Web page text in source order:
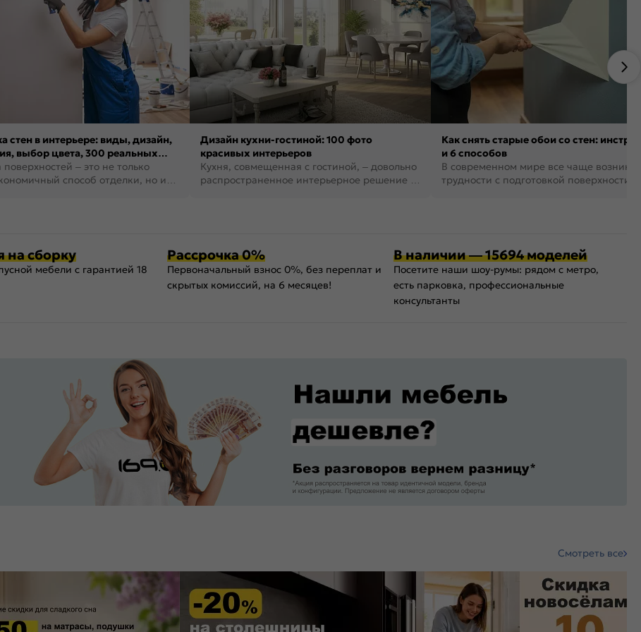
стен в интерьере: виды, дизайн,
выбор цвета, 300 реальных
– это не только
способ отделки, но и
Дизайн кухни-гостиной: 100 фото
красивых интерьеров
Кухня, совмещенная с гостиной, – довольно
распространенное интерьерное решение в
Как снять старые обои со стен:
и 6 способов
В современном мире все чаще
трудности с подготовкой поверхности
на сборку
мебели с гарантией 18
Рассрочка 0%
Первоначальный взнос 0%, без переплат и
скрытых комиссий, на 6 месяцев!
В наличии — 15694 моделей
Посетите наши шоу-румы: рядом с метро,
есть парковка, профессиональные
консультанты
Смотреть все